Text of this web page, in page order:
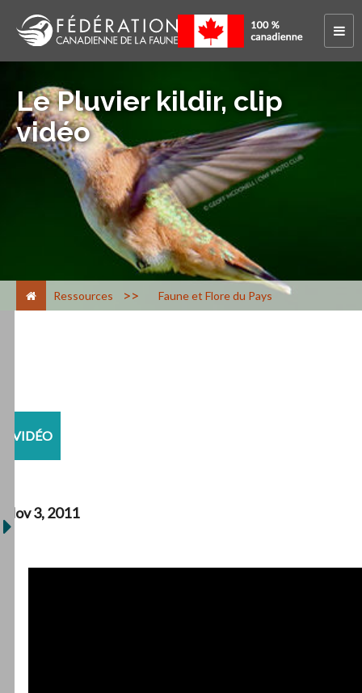
Le Pluvier kildir, clip
vidéo
Ressources > Faune et Flore du Pays
VIDÉO
Nov 3, 2011